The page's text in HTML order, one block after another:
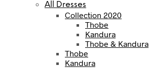
All Dresses
Collection 2020
Thobe
Kandura
Thobe & Kandura
Thobe
Kandura